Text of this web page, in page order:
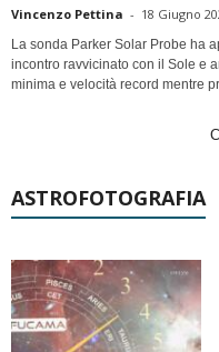
Vincenzo Pettina - 18 Giugno
La sonda Parker Solar Probe ha
incontro ravvicinato con il Sole e
minima e velocità record mentre
ASTROFOTOGRAFIA